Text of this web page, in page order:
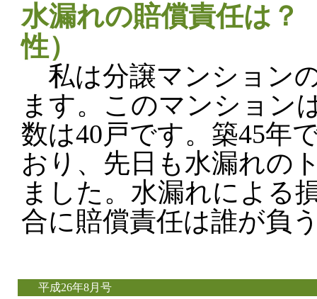
水漏れの賠償責任は？
性）
私は分譲マンション
ます。このマンション
数は40戸です。築45年
おり、先日も水漏れの
ました。水漏れによる
合に賠償責任は誰が負
平成26年8月号